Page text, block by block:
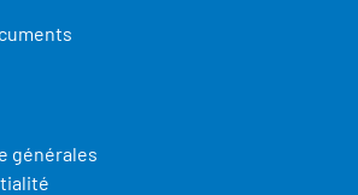
générales